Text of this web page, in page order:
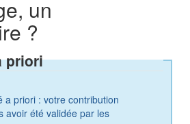
un
?
priori
a priori : votre contribution
avoir été validée par les